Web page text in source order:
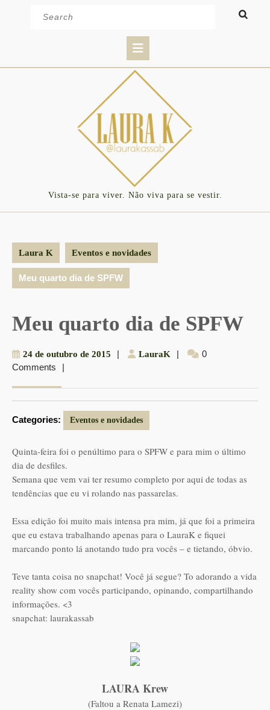
Button
Vista-se para viver. Não viva para se vestir.
Laura K Eventos e novidades
Meu quarto dia de SPFW
Meu quarto dia de SPFW
24 de outubro de 2015 24| LauraK LauraK
|
0
Comments
|
Categories: Eventos e novidades
Quinta-feira foi o penúltimo para o SPFW e para mim o último
dia de desfiles.
Semana que vem vai ter resumo completo por aqui de todas as
tendências que eu vi rolando nas passarelas.
Essa edição foi muito mais intensa pra mim, já que foi a primeira
que eu estava trabalhando apenas para o LauraK e fiquei
marcando ponto lá anotando tudo pra vocês – e tietando, óbvio.
Teve tanta coisa no snapchat! Você já segue? To adorando a vida
reality show com vocês participando, opinando, compartilhando
informações. <3
snapchat: laurakassab
LAURA Krew
(Faltou a Renata Lamezi)